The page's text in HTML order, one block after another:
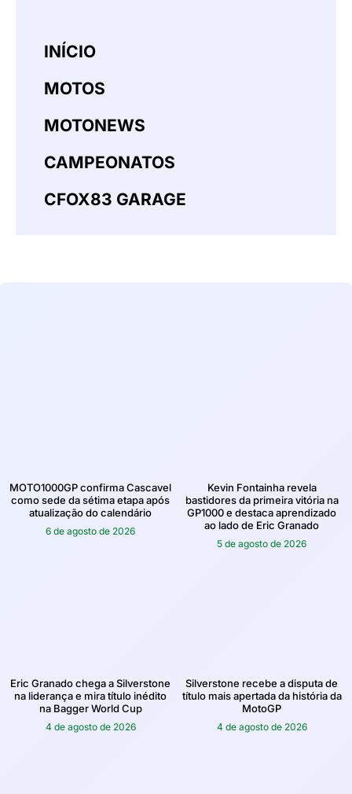
INÍCIO
MOTOS
MOTONEWS
CAMPEONATOS
CFOX83 GARAGE
MOTO1000GP confirma Cascavel
como sede da sétima etapa após
atualização do calendário
6 de agosto de 2026
Kevin Fontainha revela
bastidores da primeira vitória na
GP1000 e destaca aprendizado
ao lado de Eric Granado
5 de agosto de 2026
Eric Granado chega a Silverstone
na liderança e mira título inédito
na Bagger World Cup
4 de agosto de 2026
Silverstone recebe a disputa de
título mais apertada da história da
MotoGP
4 de agosto de 2026